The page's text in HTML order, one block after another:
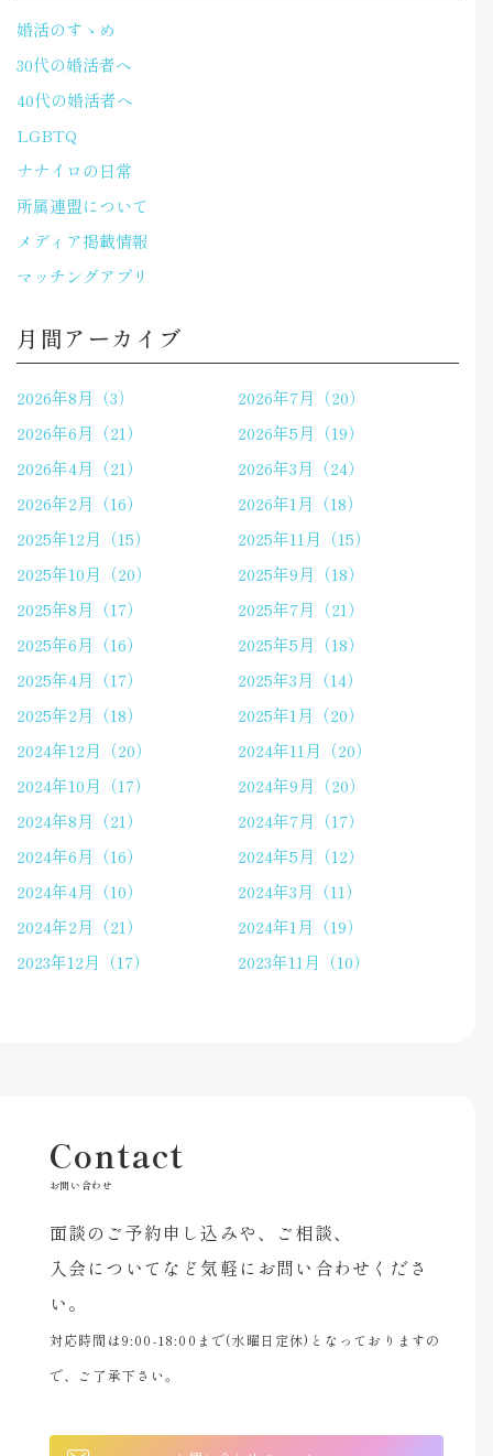
婚活のすゝめ
30代の婚活者へ
40代の婚活者へ
LGBTQ
ナナイロの日常
所属連盟について
メディア掲載情報
マッチングアプリ
月間アーカイブ
2026年8月（3）
2026年7月（20）
2026年6月（21）
2026年5月（19）
2026年4月（21）
2026年3月（24）
2026年2月（16）
2026年1月（18）
2025年12月（15）
2025年11月（15）
2025年10月（20）
2025年9月（18）
2025年8月（17）
2025年7月（21）
2025年6月（16）
2025年5月（18）
2025年4月（17）
2025年3月（14）
2025年2月（18）
2025年1月（20）
2024年12月（20）
2024年11月（20）
2024年10月（17）
2024年9月（20）
2024年8月（21）
2024年7月（17）
2024年6月（16）
2024年5月（12）
2024年4月（10）
2024年3月（11）
2024年2月（21）
2024年1月（19）
2023年12月（17）
2023年11月（10）
Contact
お問い合わせ
面談のご予約申し込みや、ご相談、
入会についてなど気軽にお問い合わせくださ
い。
対応時間は9:00-18:00まで(水曜日定休)となっておりますの
で、ご了承下さい。